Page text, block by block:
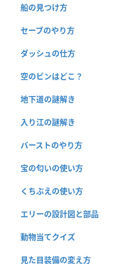
船の見つけ方
セーブのやり方
ダッシュの仕方
空のビンはどこ？
地下道の謎解き
入り江の謎解き
バーストのやり方
宝の匂いの使い方
くちぶえの使い方
エリーの設計図と部品
動物当てクイズ
見た目装備の変え方